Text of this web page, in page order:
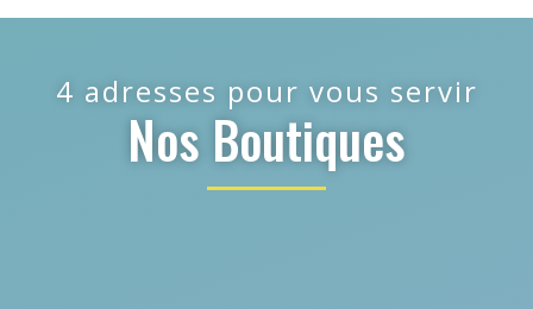
4 adresses pour vous servir
Nos Boutiques